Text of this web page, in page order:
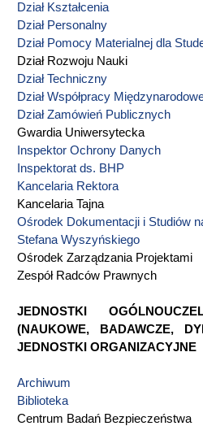
Dział Kształcenia
Dział Personalny
Dział Pomocy Materialnej dla
Dział Rozwoju Nauki
Dział Techniczny
Dział Współpracy
Dział Zamówień Publicznych
Gwardia Uniwersytecka
Inspektor Ochrony Danych
Inspektorat ds. BHP
Kancelaria Rektora
Kancelaria Tajna
Ośrodek Dokumentacji i Studiów
Stefana Wyszyńskiego
Ośrodek Zarządzania Projektami
Zespół Radców Prawnych
JEDNOSTKI
(NAUKOWE, BADAWCZE,
JEDNOSTKI ORGANIZACYJNE
Archiwum
Biblioteka
Centrum Badań Bezpieczeństwa